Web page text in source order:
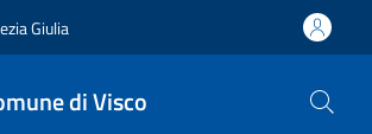
Giulia
di Visco